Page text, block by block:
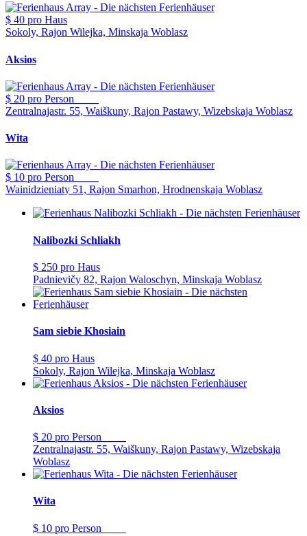
$ 40 pro Haus
Sokoly, Rajon Wilejka, Minskaja Woblasz
Aksios
$ 20 pro Person
Zentralnajastr. 55, Waiškuny, Rajon Pastawy, Wizebskaja Woblasz
Wita
$ 10 pro Person
Wainidzieniaty 51, Rajon Smarhon, Hrodnenskaja Woblasz
Nalibozki Schliakh
$ 250 pro Haus
Padnievičy 82, Rajon Waloschyn, Minskaja Woblasz
Sam siebie Khosiain
$ 40 pro Haus
Sokoly, Rajon Wilejka, Minskaja Woblasz
Aksios
$ 20 pro Person
Zentralnajastr. 55, Waiškuny, Rajon Pastawy, Wizebskaja
Woblasz
Wita
$ 10 pro Person